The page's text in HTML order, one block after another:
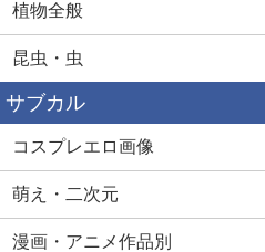
植物全般
昆虫・虫
サブカル
コスプレエロ画像
萌え・二次元
漫画・アニメ作品別